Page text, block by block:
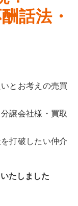
話法・
とお考えの売買
譲会社様・買取
打破したい仲介
たしました